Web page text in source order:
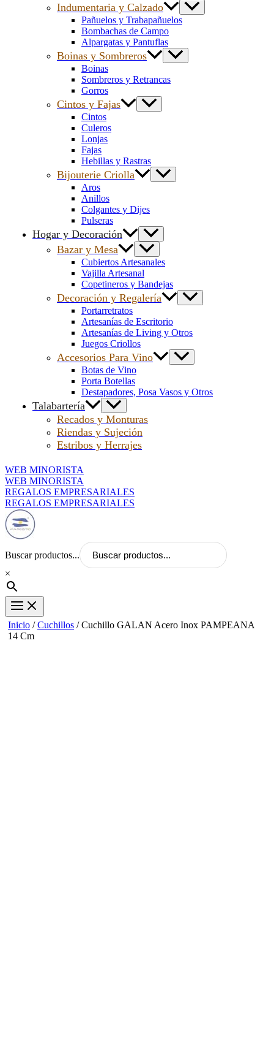
Indumentaria y Calzado
Pañuelos y Trabapañuelos
Bombachas de Campo
Alpargatas y Pantuflas
Boinas y Sombreros
Boinas
Sombreros y Retrancas
Gorros
Cintos y Fajas
Cintos
Culeros
Lonjas
Fajas
Hebillas y Rastras
Bijouterie Criolla
Aros
Anillos
Colgantes y Dijes
Pulseras
Hogar y Decoración
Bazar y Mesa
Cubiertos Artesanales
Vajilla Artesanal
Copetineros y Bandejas
Decoración y Regalería
Portarretratos
Artesanías de Escritorio
Artesanías de Living y Otros
Juegos Criollos
Accesorios Para Vino
Botas de Vino
Porta Botellas
Destapadores, Posa Vasos y Otros
Talabartería
Recados y Monturas
Riendas y Sujeción
Estribos y Herrajes
WEB MINORISTA
WEB MINORISTA
REGALOS EMPRESARIALES
REGALOS EMPRESARIALES
Buscar productos...
×
Inicio /Cuchillos / Cuchillo GALAN Acero Inox PAMPEANA
14 Cm